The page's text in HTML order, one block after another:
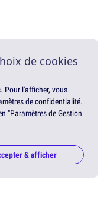
de cookies
Pour l'afficher, vous
de confidentialité.
"Paramètres de Gestion
& afficher